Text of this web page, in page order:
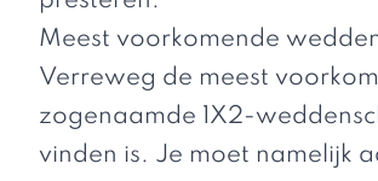
Meest voorkomende
Verreweg de meest
zogenaamde 1X2-
vinden is. Je moet namelijk